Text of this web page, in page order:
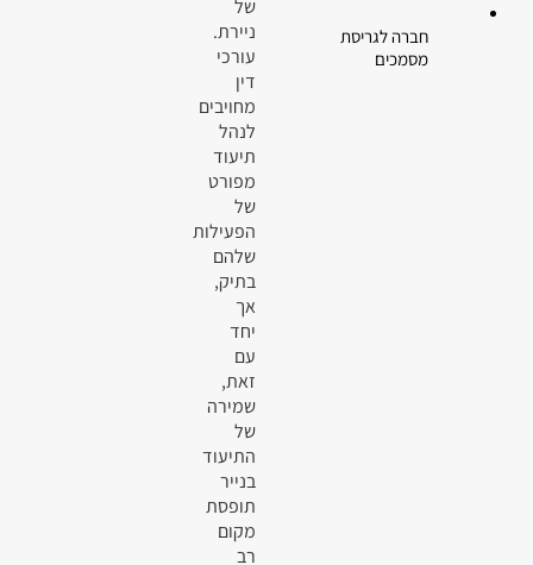
של
ניירת.
עורכי
דין
מחויבים
לנהל
תיעוד
מפורט
של
הפעילות
שלהם
בתיק,
אך
יחד
עם
זאת,
שמירה
של
התיעוד
בנייר
תופסת
מקום
רב
חברה לגריסת
מסמכים